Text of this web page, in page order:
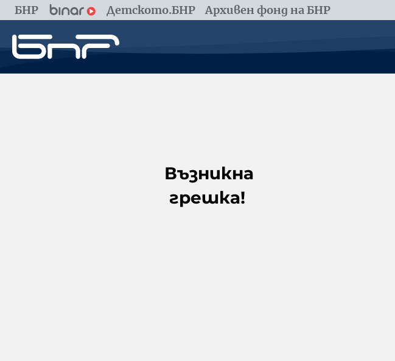
БНР Детското.БНР Архивен фонд на БНР
Възникна
грешка!